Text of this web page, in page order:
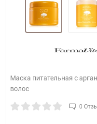
Маска питательная c
волос
0